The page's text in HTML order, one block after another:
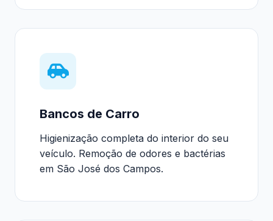
Bancos de Carro
Higienização completa do interior do seu
veículo. Remoção de odores e bactérias
em São José dos Campos.